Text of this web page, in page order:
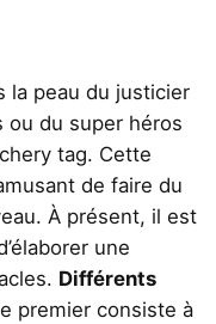
la peau du justicier
ou du super héros
tag. Cette
de faire du
À présent, il est
une
Différents
premier consiste à